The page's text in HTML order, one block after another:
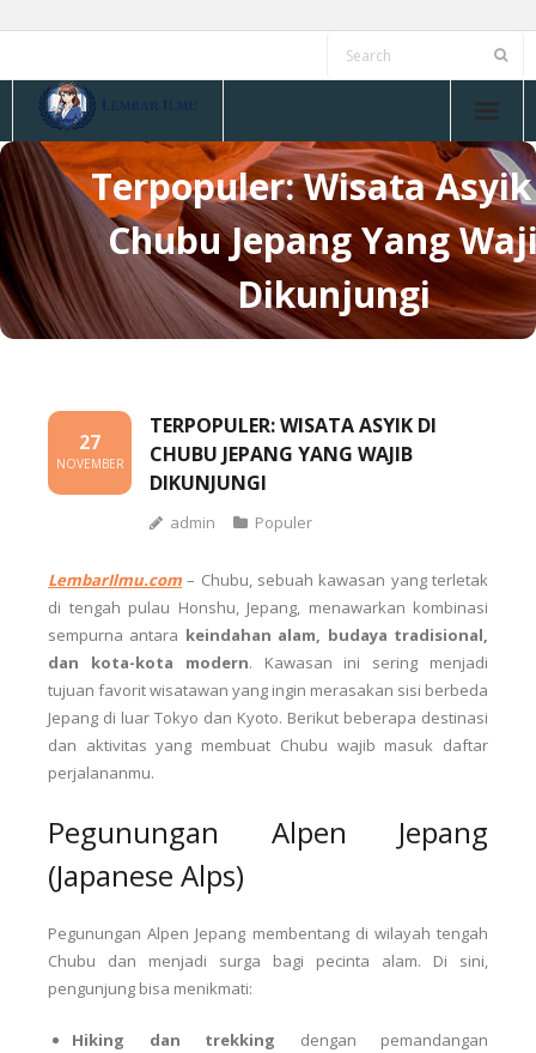
content
Terpopuler: Wisata
Chubu Jepang Yang
Dikunjungi
TERPOPULER: WISATA ASYIK DI
CHUBU JEPANG YANG WAJIB
DIKUNJUNGI
27
NOVEMBER
admin Populer
LembarIlmu.com – Chubu, sebuah kawasan yang terletak
di tengah pulau Honshu, Jepang, menawarkan kombinasi
sempurna antara keindahan alam, budaya tradisional,
dan kota-kota modern. Kawasan ini sering menjadi
tujuan favorit wisatawan yang ingin merasakan sisi berbeda
Jepang di luar Tokyo dan Kyoto. Berikut beberapa destinasi
dan aktivitas yang membuat Chubu wajib masuk daftar
perjalananmu.
Pegunungan Alpen Jepang
(Japanese Alps)
Pegunungan Alpen Jepang membentang di wilayah tengah
Chubu dan menjadi surga bagi pecinta alam. Di sini,
pengunjung bisa menikmati:
Hiking dan trekking dengan pemandangan